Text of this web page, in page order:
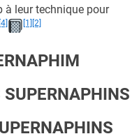
à leur technique pour
[4] [1] [2]